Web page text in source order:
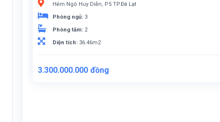
Hẻm Ngô Huy Diễn, P5 TP.Đà Lạt
Phòng ngủ: 3
Phòng tắm: 2
Diện tích: 36.46m2
3.300.000.000 đồng